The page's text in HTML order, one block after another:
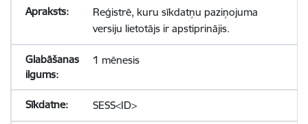
Reģistrē, kuru sīkdatņu paziņojuma
versiju lietotājs ir apstiprinājis.
1 mēnesis
SESS<ID>